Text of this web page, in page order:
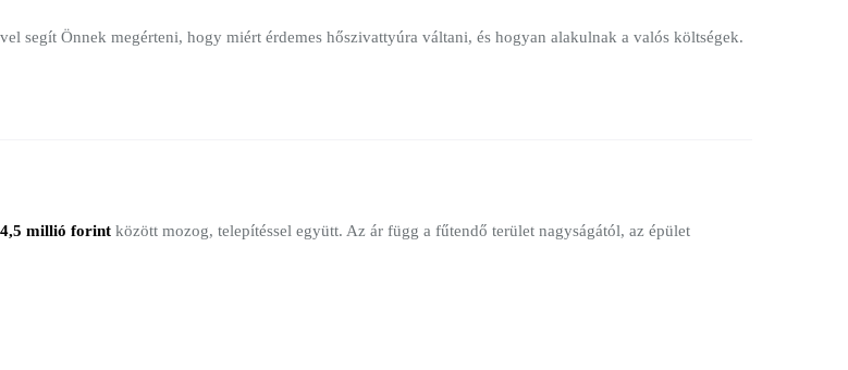
segít Önnek megérteni, hogy miért érdemes hőszivattyúra váltani, és hogyan alakulnak a valós költségek.
millió forint között mozog, telepítéssel együtt. Az ár függ a fűtendő terület nagyságától, az épület